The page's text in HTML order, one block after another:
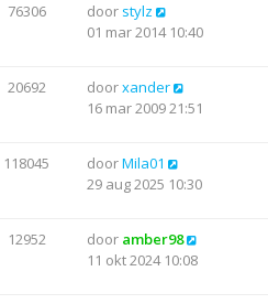
76306 door stylz
01 mar 2014 10:40
20692 doorxander
16 mar 2009 21:51
118045 doorMila01
29 aug 2025 10:30
12952 door amber98
11 okt 2024 10:08